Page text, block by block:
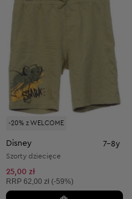
-20% z WELCOME
Disney 7-8y
Szorty dziecięce
25,00 zł
Cena sugerowana:
RRP 62,00 zł (-59%)